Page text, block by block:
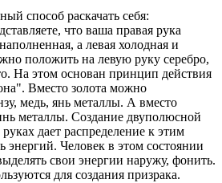
способ раскачать себя:
что ваша правая рука
а левая холодная и
положить на левую руку серебро,
На этом основан принцип действия
Вместо золота можно
медь, янь металлы. А вместо
металлы. Создание двуполюсной
дает распределение к этим
энергий. Человек в этом состоянии
свои энергии наружу, фонить.
для создания призрака.